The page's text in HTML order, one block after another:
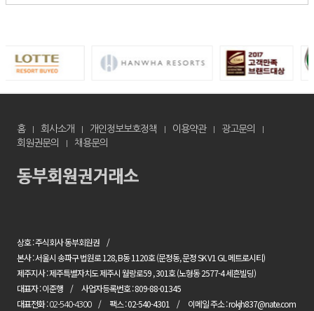
홈 회사소개 개인정보보호정책 이용약관
광고문의
회원권문의
채용문의
상호 : 주식회사 동부회원권
본사 : 서울시 송파구 법원로 128, B동 1120호 (문정동, 문정 SK V1 GL 메트로시티)
제주지사 : 제주특별자치도 제주시 월랑로59 , 301호 (노형동 2577-4 세흔빌딩)
대표자 : 이준행
사업자등록번호 : 809-88-01345
대표전화 :02-540-4300 팩스 : 02-540-4301 이메일 주소 : rokjh837@nate.com